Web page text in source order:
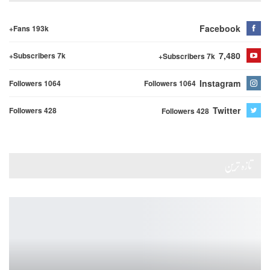
Facebook
Fans 193k+
7,480
Subscribers 7k+
Subscribers 7k+
Instagram
Followers 1064
Followers 1064
Twitter
Followers 428
Followers 428